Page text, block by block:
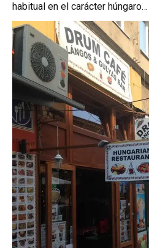
habitual en el carácter húngaro…